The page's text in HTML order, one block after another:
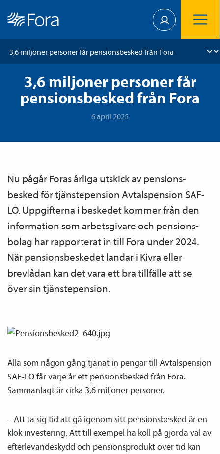
3,6 miljoner personer får
pensionsbesked från Fora
6 april 2025
Nu pågår Foras årliga utskick av pensions­
besked för tjänste­pension Avtals­pension SAF-
LO. Uppgifterna i beskedet kommer från den
information som arbetsgivare och pensions­
bolag har rapporterat in till Fora under 2024.
När pensions­beskedet landar i Kivra eller
brevlådan kan det vara ett bra tillfälle att se
över sin tjänste­pension.
Alla som någon gång tjänat in pengar till Avtals­pension
SAF-LO får varje år ett pensions­besked från Fora.
Sammanlagt är cirka 3,6 miljoner personer.
– Att ta sig tid att gå igenom sitt pensions­besked är en
klok investering. Att till exempel ha koll på gjorda val av
efterlevandeskydd och pensions­produkt över tid kan